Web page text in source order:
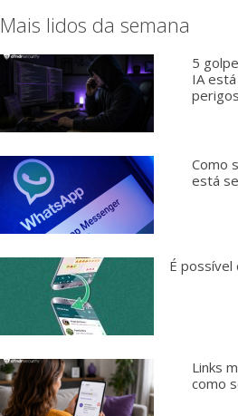
Mais lidos da semana
5
IA
Como
está
É possível
Links
como